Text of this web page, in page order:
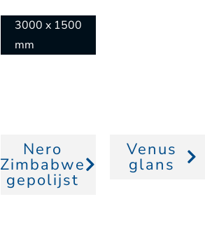
3000 x 1500
mm
Nero
Zimbabwe
gepolijst
Venus
glans